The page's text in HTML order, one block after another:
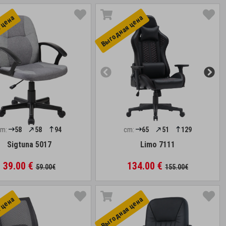
58 58 94
Sigtuna 5017
39.00 €59.00€
Выгоднaя цена
cm: 65 51 129
Limo 7111
134.00 € 155.00€
Выгоднaя цена